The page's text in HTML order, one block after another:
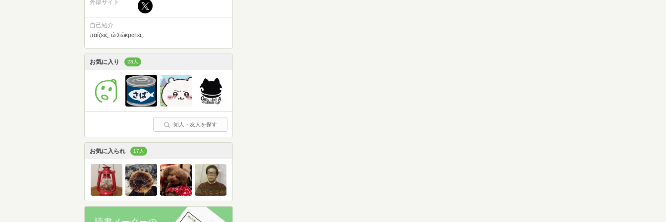
外部サイト
自己紹介
παίζεις, ὦ Σώκρατες.
お気に入り 28人
知人・友人を探す
お気に入られ 17人